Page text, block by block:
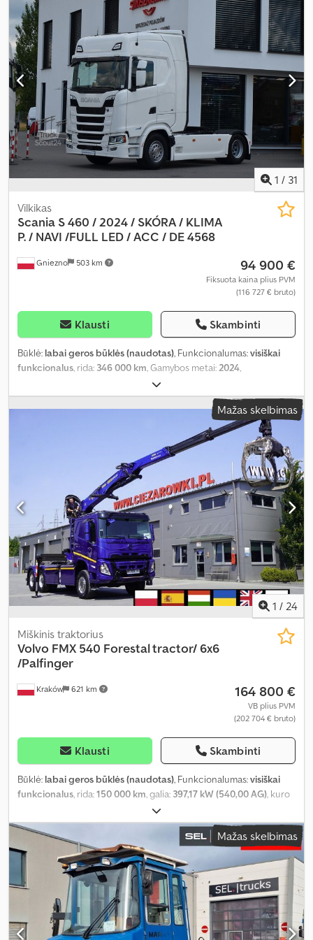
1 / 31
Gniezno 503 km
Vilkikas
Scania S 460 / 2024 / SKÓRA / KLIMA
P. / NAVI /FULL LED / ACC / DE 4568
94 900 €
Fiksuota kaina plius PVM
(116 727 € bruto)
Klausti Skambinti
Būklė: labai geros būklės (naudotas), Funkcionalumas:visiškai
funkcionalus, rida: 346 000 km, Gamybos metai:2024,
Mažas skelbimas
1 / 24
Kraków 621 km
Miškinis traktorius
Volvo FMX 540 Forestal tractor/ 6x6
/Palfinger
164 800 €
VB plius PVM
(202 704 € bruto)
Klausti Skambinti
Būklė: labai geros būklės (naudotas), Funkcionalumas:visiškai
funkcionalus, rida:150 000 km, galia: 397,17 kW (540,00 AG), kuro
14 945 kg
svoris:11 055 kg, bendras svoris:26 000 kg, ašių konfigūracija:6x6,
ratų bazė:3 700 mm , vairuotojo kabina: miegamoji
kabina
, pavaros tipas:automatinis, emisijos klasė: Euro 6, lovų
skaičius:
, Gamybos metai:2024, Įranga:AdBlue, Tachografas,
borto kompiuteris, kruizo kontrolė, oro kondicionavimas,
Mažas skelbimas